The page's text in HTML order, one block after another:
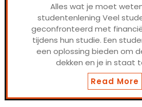
Alles wat je moet
studentenlening Veel
geconfronteerd met
tijdens hun studie. Een
een oplossing bieden om
dekken en je in staat
Read More